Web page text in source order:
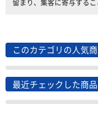
このカテゴリの人気
最近チェックした商品